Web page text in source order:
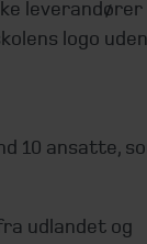
leverandører
logo uden
10 ansatte,
udlandet og